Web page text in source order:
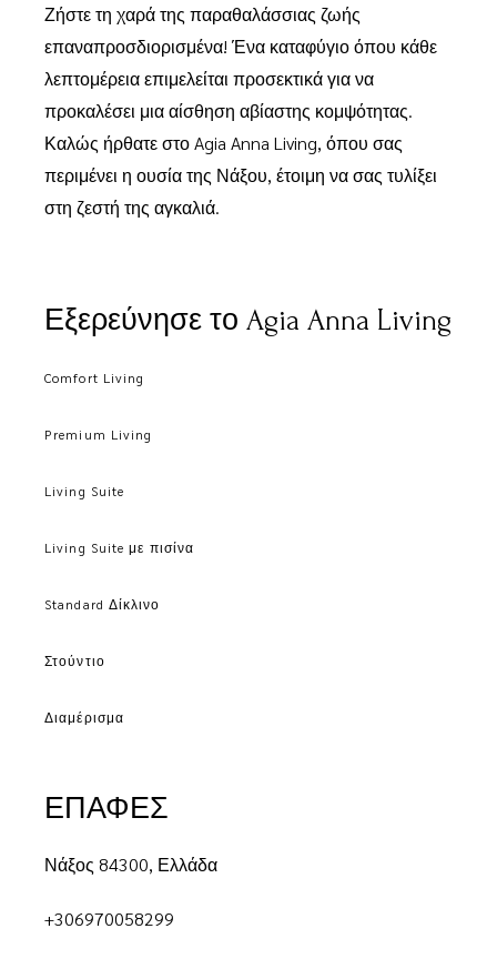
Ζήστε τη χαρά της παραθαλάσσιας ζωής
επαναπροσδιορισμένα! Ένα καταφύγιο όπου κάθε
λεπτομέρεια επιμελείται προσεκτικά για να
προκαλέσει μια αίσθηση αβίαστης κομψότητας.
Καλώς ήρθατε στο Agia Anna Living, όπου σας
περιμένει η ουσία της Νάξου, έτοιμη να σας τυλίξει
στη ζεστή της αγκαλιά.
Εξερεύνησε το Agia Anna Living
Comfort Living
Premium Living
Living Suite
Living Suite με πισίνα
Standard Δίκλινο
Στούντιο
Διαμέρισμα
ΕΠΑΦΕΣ
Νάξος 84300, Ελλάδα
+306970058299